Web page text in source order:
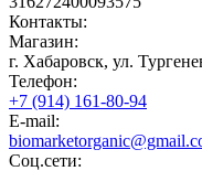
Контакты:
Магазин:
г. Хабаровск, ул.
Телефон:
+7 (914) 161-80-94
E-mail:
Соц.сети: